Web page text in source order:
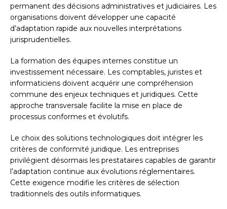
permanent des décisions administratives et judiciaires. Les
organisations doivent développer une capacité
d’adaptation rapide aux nouvelles interprétations
jurisprudentielles.
La formation des équipes internes constitue un
investissement nécessaire. Les comptables, juristes et
informaticiens doivent acquérir une compréhension
commune des enjeux techniques et juridiques. Cette
approche transversale facilite la mise en place de
processus conformes et évolutifs.
Le choix des solutions technologiques doit intégrer les
critères de conformité juridique. Les entreprises
privilégient désormais les prestataires capables de garantir
l’adaptation continue aux évolutions réglementaires.
Cette exigence modifie les critères de sélection
traditionnels des outils informatiques.